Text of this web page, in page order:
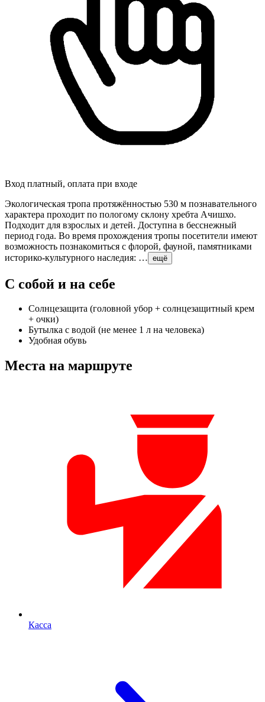
Вход платный, оплата при входе
Экологическая тропа протяжённостью 530 м познавательного
характера проходит по пологому склону хребта Ачишхо.
Подходит для взрослых и детей. Доступна в бесснежный
период года. Во время прохождения тропы посетители имеют
возможность познакомиться с флорой, фауной, памятниками
историко-культурного наследия: … ещё
С собой и на себе
Солнцезащита (головной убор + солнцезащитный крем
+ очки)
Бутылка с водой (не менее 1 л на человека)
Удобная обувь
Места на маршруте
Касса